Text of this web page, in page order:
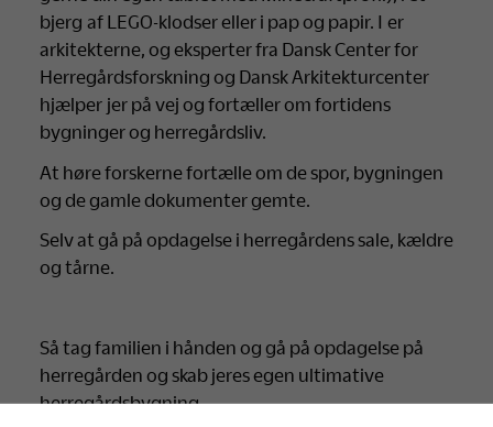
bjerg af LEGO-klodser eller i pap og papir. I er
arkitekterne, og eksperter fra Dansk Center for
Herregårdsforskning og Dansk Arkitekturcenter
hjælper jer på vej og fortæller om fortidens
bygninger og herregårdsliv.
At høre forskerne fortælle om de spor, bygningen
og de gamle dokumenter gemte.
Selv at gå på opdagelse i herregårdens sale, kældre
og tårne.
Så tag familien i hånden og gå på opdagelse på
herregården og skab jeres egen ultimative
herregårdsbygning.